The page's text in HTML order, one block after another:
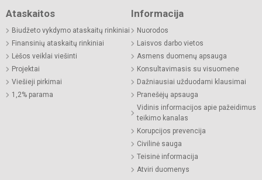
Ataskaitos
Biudžeto vykdymo ataskaitų rinkiniai
Finansinių ataskaitų rinkiniai
Lėšos veiklai viešinti
Projektai
Viešieji pirkimai
1,2% parama
Informacija
Nuorodos
Laisvos darbo vietos
Asmens duomenų apsauga
Konsultavimasis su visuomene
Dažniausiai užduodami klausimai
Pranešėjų apsauga
Vidinis informacijos apie pažeidimus
teikimo kanalas
Korupcijos prevencija
Civilinė sauga
Teisinė informacija
Atviri duomenys